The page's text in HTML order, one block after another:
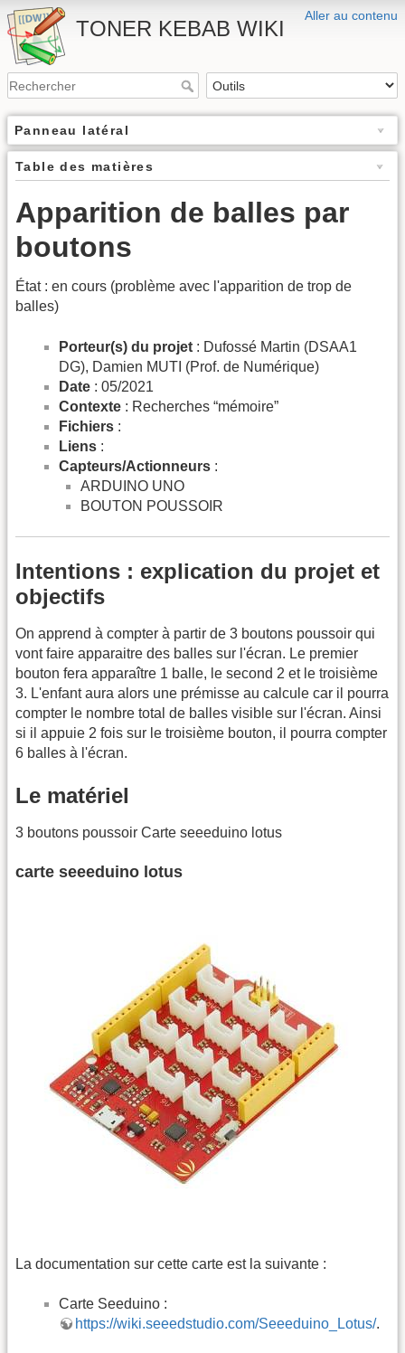
Aller au contenu
TONER KEBAB WIKI
Panneau latéral
Table des matières
Apparition de balles par
boutons
État : en cours (problème avec l'apparition de trop de
balles)
Porteur(s) du projet : Dufossé Martin (DSAA1
DG), Damien MUTI (Prof. de Numérique)
Date : 05/2021
Contexte : Recherches “mémoire”
Fichiers :
Liens :
Capteurs/Actionneurs :
ARDUINO UNO
BOUTON POUSSOIR
Intentions : explication du projet et
objectifs
On apprend à compter à partir de 3 boutons poussoir qui
vont faire apparaitre des balles sur l'écran. Le premier
bouton fera apparaître 1 balle, le second 2 et le troisième
3. L'enfant aura alors une prémisse au calcule car il pourra
compter le nombre total de balles visible sur l'écran. Ainsi
si il appuie 2 fois sur le troisième bouton, il pourra compter
6 balles à l'écran.
Le matériel
3 boutons poussoir Carte seeeduino lotus
carte seeeduino lotus
La documentation sur cette carte est la suivante :
Carte Seeduino :
https://wiki.seeedstudio.com/Seeeduino_Lotus/.